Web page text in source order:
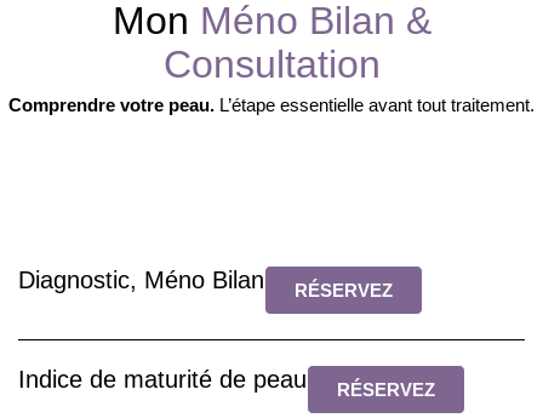
Mon Méno Bilan &
Consultation
Comprendre votre peau. L’étape essentielle avant tout traitement.
Diagnostic, Méno Bilan RÉSERVEZ
Indice de maturité de peau RÉSERVEZ